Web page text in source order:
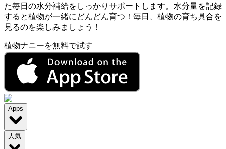
た毎日の水分補給をしっかりサポートします。水分量を記録
すると植物が一緒にどんどん育つ！毎日、植物の育ち具合を
見るのを楽しみましょう！
植物ナニーを無料で試す
Apps
人気